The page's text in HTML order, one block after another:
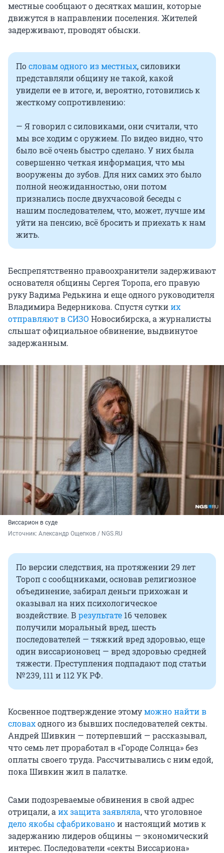
местные сообщают о десятках машин, которые
движутся в направлении поселения. Жителей
задерживают, проводят обыски.
Пословам одного из местных, силовики
представляли общину не такой, какой
увидели ее в итоге, и, вероятно, готовились к
жесткому сопротивлению:
— Я говорил с силовиками, они считали, что
мы все ходим с оружием. По видео видно, что
было всё очень быстро сделано. У них была
совершенно четкая информация, что мы
вооружены до зубов. Для них самих это было
полной неожиданностью, они потом
признались после двухчасовой беседы с
нашим последователем, что, может, лучше им
уйти на пенсию, всё бросить и приехать к нам
жить.
Беспрепятственно правоохранители задерживают
основателя общины Сергея Торопа, его правую
руку Вадима Редькина и еще одного руководителя
Владимира Ведерникова. Спустя суткиих
отправляют в СИЗО Новосибирска, а журналисты
слышат официальное обвинение, выдвинутое
задержанным.
Виссарион в суде
Источник: Александр Ощепков / NGS.RU
По версии следствия, на протяжении29 лет
Тороп с сообщниками, основав религиозное
объединение, забирал деньги прихожан и
оказывал на них психологическое
воздействие. В результате 16 человек
получили моральный вред, шесть
последователей — тяжкий вред здоровью, еще
один виссарионовец — вред здоровью средней
тяжести. Преступления подпадают под статьи
№ 239, 111 и 112 УК РФ.
Косвенное подтверждение этомуможно найти в
словаходного из бывших последователей секты.
Андрей Шивкин — потерпевший — рассказывал,
что семь лет проработал в «Городе Солнца» без
оплаты своего труда. Рассчитывались с ним едой,
пока Шивкин жил в палатке.
Сами подозреваемые обвинения в свой адрес
отрицали, аих защита заявляла, что уголовное
дело якобы сфабрикованои настоящий мотив к
задержанию лидеров общины — экономический
интерес. Последователи «секты Виссариона»